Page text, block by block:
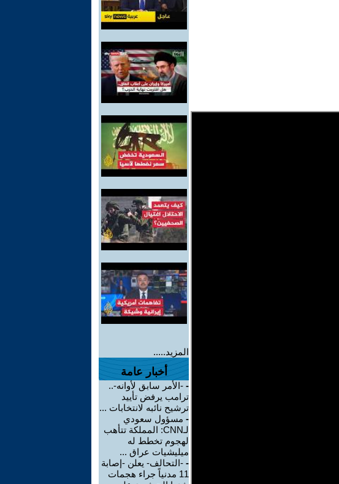
المزيد.....
أخبار عامة
- -الأمر سابق لأوانه-..
ترامب يرفض تأييد
ترشيح نائبه لانتخابات ...
- مسؤول سعودي
لـCNN: المملكة تتأهب
لهجوم تخطط له
ميليشيات عراق ...
- -التحالف- يعلن -إصابة
11 مدنياً جراء هجمات